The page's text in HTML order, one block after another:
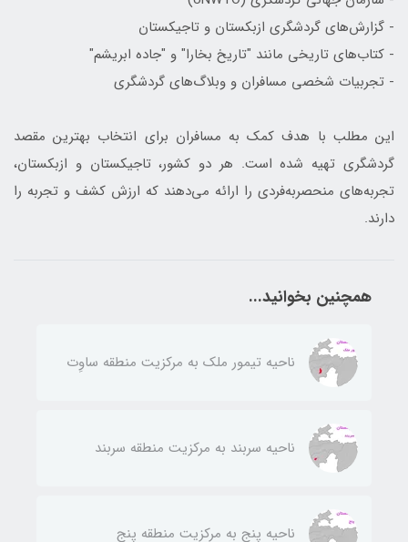
- گزارش‌های گردشگری ازبکستان و تاجیکستان
- کتاب‌های تاریخی مانند "تاریخ بخارا" و "جاده ابریشم"
- تجربیات شخصی مسافران و وبلاگ‌های گردشگری
این مطلب با هدف کمک به مسافران برای انتخاب بهترین مقصد
گردشگری تهیه شده است. هر دو کشور، تاجیکستان و ازبکستان،
تجربه‌های منحصربه‌فردی را ارائه می‌دهند که ارزش کشف و تجربه را
دارند.
همچنین بخوانید...
ناحيه تيمور ملك به مركزيت منطقه ساوِت
ناحيه سربند به مركزيت منطقه سربند
ناحيه پنج به مركزيت منطقه پنج